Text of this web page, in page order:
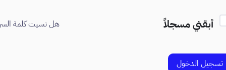
أبقني مسجلاً هل نسيت كلمة
تسجيل الدخول